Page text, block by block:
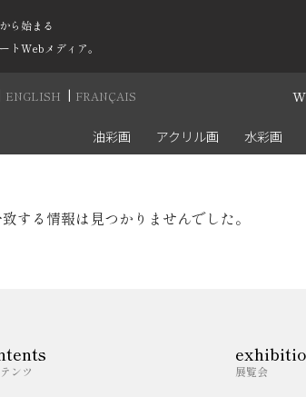
ら始まる
トWebメディア。
ENGLISH | FRANÇAIS
油彩画 アクリル画 水彩画
する情報は見つかりませんでした。
ンツ 展覧会